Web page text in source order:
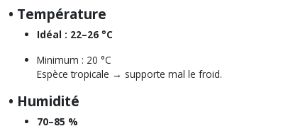
• Température
Idéal : 22–26 °C
Minimum : 20 °C
Espèce tropicale → supporte mal le froid.
• Humidité
70–85 %